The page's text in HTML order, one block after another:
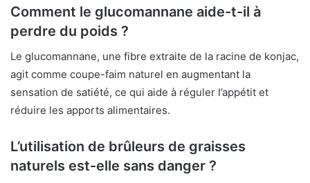
Comment le glucomannane aide-t-il à
perdre du poids ?
Le glucomannane, une fibre extraite de la racine de konjac,
agit comme coupe-faim naturel en augmentant la
sensation de satiété, ce qui aide à réguler l’appétit et
réduire les apports alimentaires.
L’utilisation de brûleurs de graisses
naturels est-elle sans danger ?